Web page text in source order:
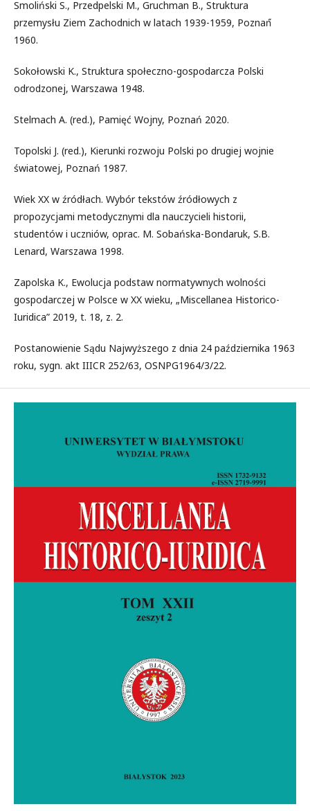
Smoliński S., Przedpelski M., Gruchman B., Struktura
przemysłu Ziem Zachodnich w latach 1939-1959, Poznań́
1960.
Sokołowski K., Struktura społeczno-gospodarcza Polski
odrodzonej, Warszawa 1948.
Stelmach A. (red.), Pamięć Wojny, Poznań 2020.
Topolski J. (red.), Kierunki rozwoju Polski po drugiej wojnie
światowej, Poznań 1987.
Wiek XX w źródłach. Wybór tekstów źródłowych z
propozycjami metodycznymi dla nauczycieli historii,
studentów i uczniów, oprac. M. Sobańska-Bondaruk, S.B.
Lenard, Warszawa 1998.
Zapolska K., Ewolucja podstaw normatywnych wolności
gospodarczej w Polsce w XX wieku, „Miscellanea Historico-
Iuridica” 2019, t. 18, z. 2.
Postanowienie Sądu Najwyższego z dnia 24 października 1963
roku, sygn. akt IIICR 252/63, OSNPG1964/3/22.